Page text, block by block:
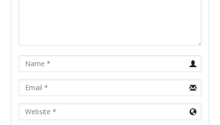
Name
Email
URL